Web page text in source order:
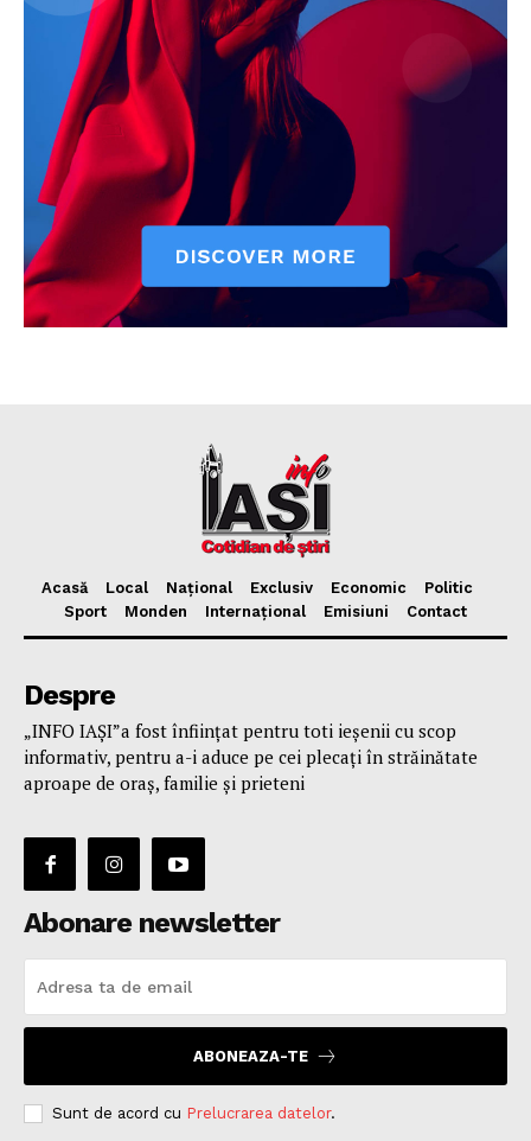
Acasă Local Național Exclusiv Economic
Politic
Sport
Monden Internațional Emisiuni Contact
Despre
„INFO IAȘI”a fost înfiinţat pentru toti ieşenii cu scop
informativ, pentru a-i aduce pe cei plecaţi în străinătate
aproape de oraş, familie și prieteni
Abonare newsletter
ABONEAZA-TE
Sunt de acord cu Prelucrarea datelor.